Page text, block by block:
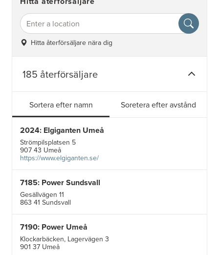
Hitta återförsäljare nära dig
185 återförsäljare
Sortera efter namn Soretera efter avstånd
2024: Elgiganten Umeå
Strömpilsplatsen 5
907 43 Umeå
https://www.elgiganten.se/
7185: Power Sundsvall
Gesällvägen 11
863 41 Sundsvall
7190: Power Umeå
Klockarbäcken, Lagervägen 3
901 37 Umeå